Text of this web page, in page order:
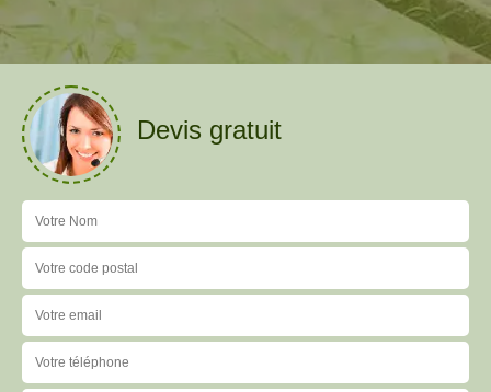
Devis gratuit